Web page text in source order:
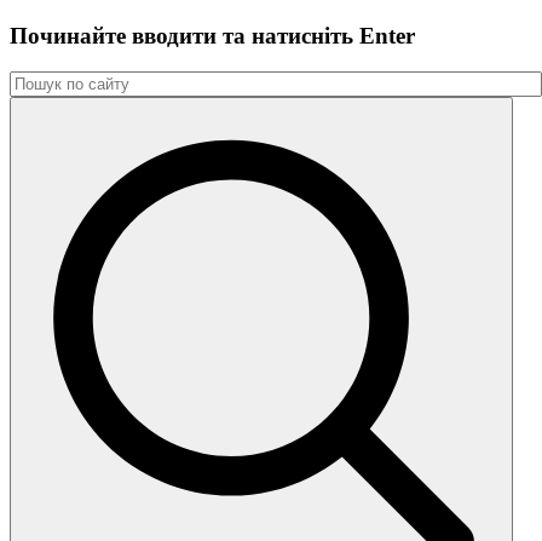
Починайте вводити та натиснiть Enter